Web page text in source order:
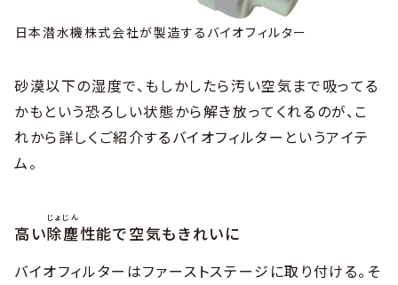
日本潜水機株式会社が製造するバイオフィルター
砂漠以下の湿度で、もしかしたら汚い空気まで吸ってる
かもという恐ろしい状態から解き放ってくれるのが、こ
れから詳しくご紹介するバイオフィルターというアイテ
ム。
高い除塵
じょじん
性能で空気もきれいに
バイオフィルターはファーストステージに取り付ける。そ